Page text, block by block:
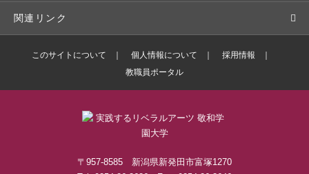
奨学金・特待生（在学生向け）
施設・設備の貸し出し
研究論文
出版物
関連リンク
バドミントン部ブログ
敬和学園高等学校
このサイトについて 個人情報について
採用情報
教職員ポータル
〒957-8585 新潟県新発田市富塚1270